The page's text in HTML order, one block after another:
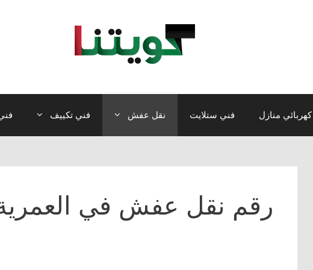
كهربائي منازل فني ستلايت نقل عفش فني تكييف
رقم نقل عفش في